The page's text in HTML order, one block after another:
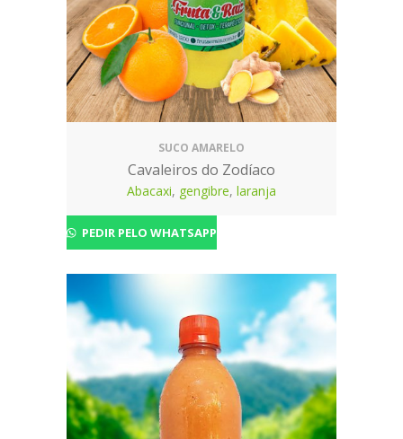
SUCO AMARELO
Cavaleiros do Zodíaco
Abacaxi, gengibre, laranja
PEDIR PELO WHATSAPP